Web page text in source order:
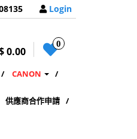
Login
0.00
0
CANON
供應商合作申請